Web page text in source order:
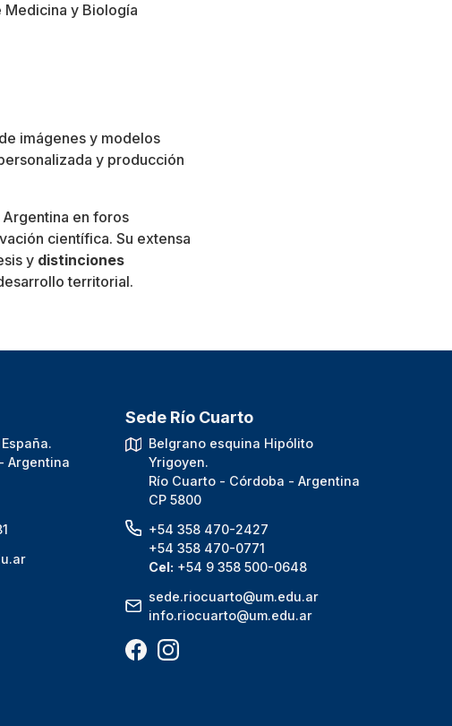
Medicina y Biología
imágenes y modelos
y producción
en foros
científica. Su extensa
y distinciones
territorial.
Argentina
Sede Río Cuarto
Belgrano esquina Hipólito
Yrigoyen.
Río Cuarto - Córdoba - Argentina
CP 5800
+54 358 470-2427
+54 358 470-0771
Cel: +54 9 358 500-0648
sede.riocuarto@um.edu.ar
info.riocuarto@um.edu.ar